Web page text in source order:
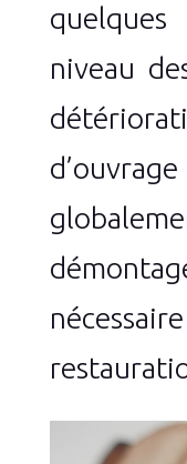
niveau